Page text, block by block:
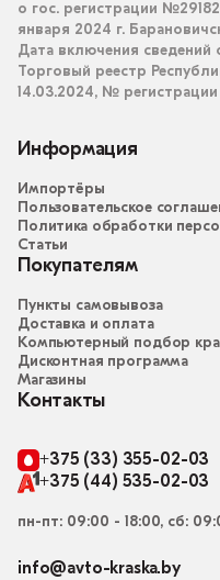
о гос. регистрации
января 2024 г.
Дата включения сведений
Торговый реестр
14.03.2024, № регистрации
Информация
Импортёры
Пользовательское
Политика обработки
Статьи
Покупателям
Пункты самовывоза
Доставка и оплата
Компьютерный подбор
Дисконтная программа
Магазины
Контакты
+375 (33) 355-02-03
+375 (44) 535-02-03
пн-пт: 09:00 - 18:00, сб:
info@avto-kraska.by